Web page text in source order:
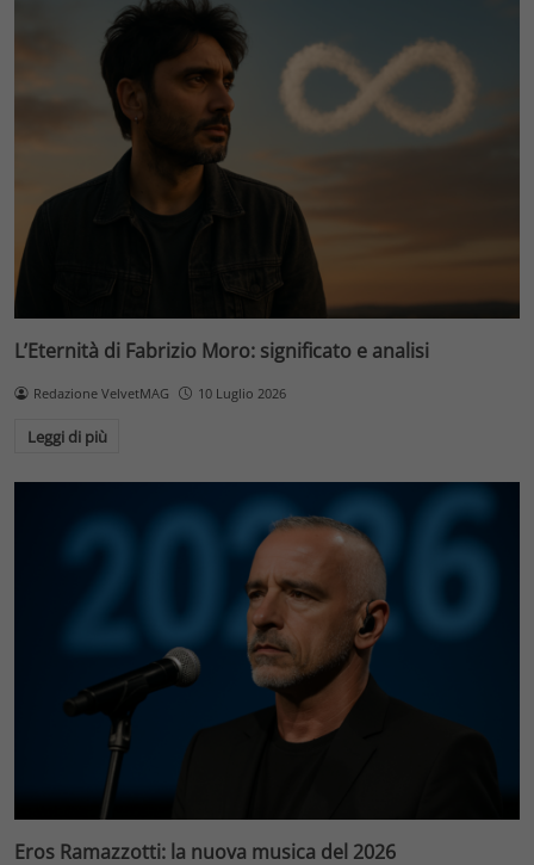
L’Eternità di Fabrizio Moro: significato e analisi
Redazione VelvetMAG 10 Luglio 2026
Leggi di più
Eros Ramazzotti: la nuova musica del 2026